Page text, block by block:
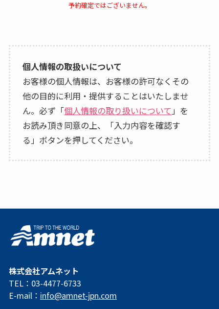
予約確定ではございません。
個人情報の取扱いについて
お客様の個人情報は、お客様の許可なくその
他の目的に利用・提供することはいたしませ
ん。必ず「個人情報の取り扱いについて 」を
お読み頂き同意の上、「入力内容を確認す
る」ボタンを押してください。
株式会社アムネット
TEL：03-4477-6733
E-mail： info@amnet-jpn.com